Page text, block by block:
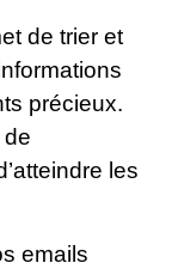
de trier et
précieux.
les
emails